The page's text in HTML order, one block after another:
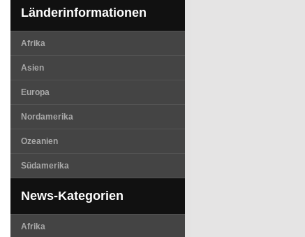
Länderinformationen
Afrika
Asien
Europa
Nordamerika
Ozeanien
Südamerika
News-Kategorien
Afrika